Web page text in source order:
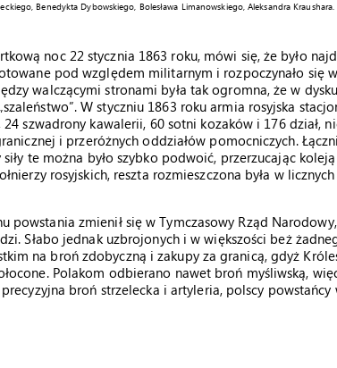
Benedykta Dybowskiego, Bolesława Limanowskiego, Aleksandra Kraushara.
noc 22 stycznia 1863 roku, mówi się, że było
pod względem militarnym i rozpoczynało się
walczącymi stronami była tak ogromna, że w
W styczniu 1863 roku armia rosyjska
szwadrony kawalerii, 60 sotni kozaków i 176 dział,
i przeróżnych oddziałów pomocniczych.
te można było szybko podwoić, przerzucając
rosyjskich, reszta rozmieszczona była w
zmienił się w Tymczasowy Rząd
Słabo jednak uzbrojonych i w większości beż
na broń zdobyczną i zakupy za granicą, gdyż
Polakom odbierano nawet broń myśliwską,
broń strzelecka i artyleria, polscy powstańcy